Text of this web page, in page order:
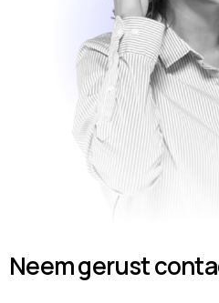
Neem gerust